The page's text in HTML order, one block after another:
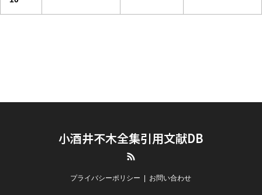
小酒井不木全集引用文献DB
プライバシーポリシー お問い合わせ